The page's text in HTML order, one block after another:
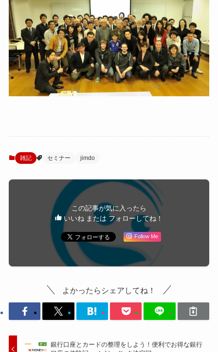
雑記 セミナー jimdo
この記事が気に入ったら
いいね または フォローしてね！
Follow Me
よかったらシェアしてね！
銀行口座とカードの整理をしよう！便利でお得な銀行